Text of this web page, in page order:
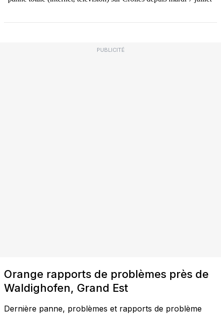
PUBLICITÉ
Orange rapports de problèmes près de
Waldighofen, Grand Est
Dernière panne, problèmes et rapports de problème